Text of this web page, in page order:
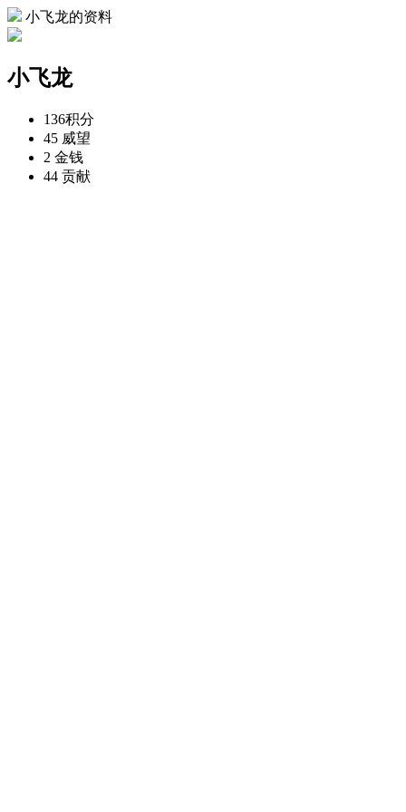
小飞龙的资料
小飞龙
136积分
45 威望
2 金钱
44 贡献